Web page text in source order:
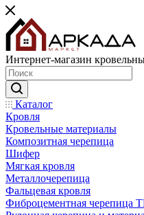
Интернет-магазин
Каталог
Кровля
Кровельные материалы
Композитная черепица
Шифер
Мягкая кровля
Металлочерепица
Фальцевая кровля
Фиброцементная